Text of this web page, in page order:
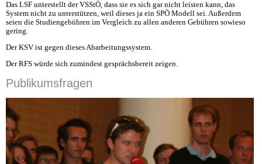
Das LSF unterstellt der VSStÖ, dass sie es sich gar nicht leisten kann, das
System nicht zu unterstützen, weil dieses ja ein SPÖ Modell sei. Außerdem
seien die Studiengebühren im Vergleich zu allen anderen Gebühren sowieso
gering.
Der KSV ist gegen dieses Abarbeitungssystem.
Der RFS würde sich zumindest gesprächsbereit zeigen.
Publikumsfragen